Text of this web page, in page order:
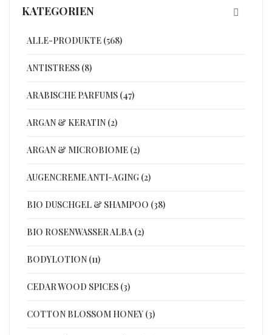
KATEGORIEN
ALLE-PRODUKTE (568)
ANTISTRESS (8)
ARABISCHE PARFUMS (47)
ARGAN & KERATIN (2)
ARGAN & MICROBIOME (2)
AUGENCREME ANTI-AGING (2)
BIO DUSCHGEL & SHAMPOO (38)
BIO ROSENWASSER ALBA (2)
BODYLOTION (11)
CEDAR WOOD SPICES (3)
COTTON BLOSSOM HONEY (3)